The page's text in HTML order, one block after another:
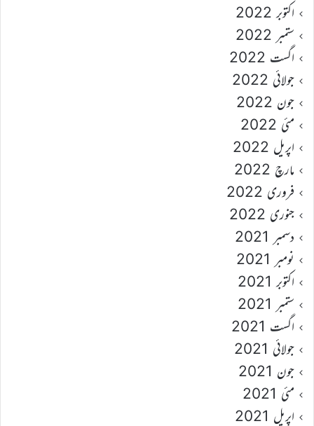
اکتوبر 2022
ستمبر 2022
اگست 2022
جولائی 2022
جون 2022
مئی 2022
اپریل 2022
مارچ 2022
فروری 2022
جنوری 2022
دسمبر 2021
نومبر 2021
اکتوبر 2021
ستمبر 2021
اگست 2021
جولائی 2021
جون 2021
مئی 2021
اپریل 2021